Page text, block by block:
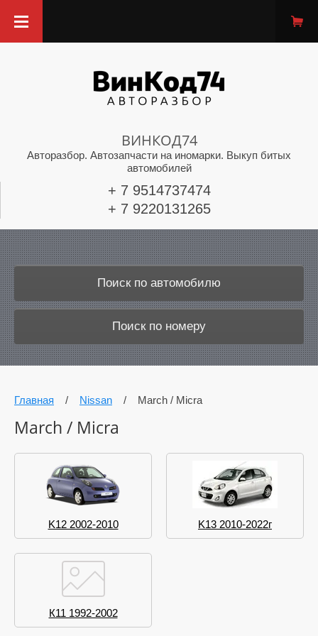
ВИНКОД74
Авторазбор. Автозапчасти на иномарки. Выкуп битых
автомобилей
+ 7 9514737474
+ 7 9220131265
Поиск по автомобилю
Поиск по номеру
Главная / Nissan / March / Micra
March / Micra
K12 2002-2010 K13 2010-2022г
К11 1992-2002